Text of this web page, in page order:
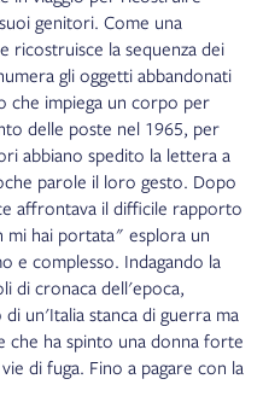
genitori. Come una
ricostruisce la sequenza dei
gli oggetti abbandonati
che impiega un corpo per
delle poste nel 1965, per
abbiano spedito la lettera a
parole il loro gesto. Dopo
affrontava il difficile rapporto
hai portata" esplora un
e complesso. Indagando la
di cronaca dell'epoca,
un'Italia stanca di guerra ma
che ha spinto una donna forte
di fuga. Fino a pagare con la